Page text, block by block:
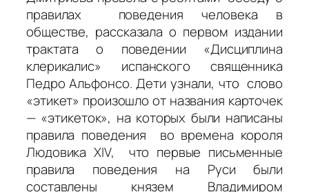
правилах поведения человека в
обществе, рассказала о первом издании
трактата о поведении «Дисциплина
клерикалис» испанского священника
Педро Альфонсо. Дети узнали, что слово
«этикет» произошло от названия карточек
— «этикеток», на которых были написаны
правила поведения во времена короля
Людовика XIV, что первые письменные
правила поведения на Руси были
составлены князем Владимиром